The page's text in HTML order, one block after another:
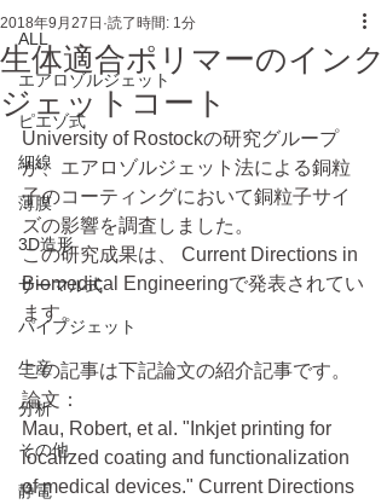
ALL
エアロゾルジェット
ピエゾ式
細線
薄膜
3D造形
サーマル式
パイプジェット
生産
分析
その他
静電
生体適合ポリマーのインク
ジェットコート
2018年9月27日 読了時間: 1分
University of Rostockの研究グループ
が、エアロゾルジェット法による銅粒
子のコーティングにおいて銅粒子サイ
ズの影響を調査しました。
この研究成果は、 Current Directions in
Biomedical Engineeringで発表されてい
ます。
この記事は下記論文の紹介記事です。
論文：
Mau, Robert, et al. "Inkjet printing for
localized coating and functionalization
of medical devices." Current Directions